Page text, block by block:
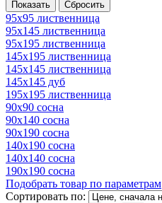
95х95 лиственница
95х145 лиственница
95х195 лиственница
145х195 лиственница
145х145 лиственница
145х145 дуб
195х195 лиственница
90х90 сосна
90х140 сосна
90х190 сосна
140х190 сосна
140х140 сосна
190х190 сосна
Подобрать товар по параметрам
Сортировать по: